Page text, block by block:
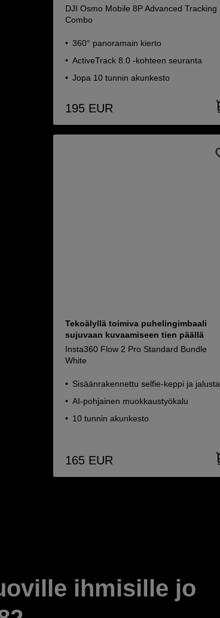
DJI Osmo Mobile 8P Advanced Tracking
Combo
360° panoramain kierto
ActiveTrack 8.0 -kohteen seuranta
Jopa 10 tunnin akunkesto
195 EUR
Tekoälyllä toimiva puhelingimbaali
sujuvaan kuvaamiseen tien päällä
Insta360 Flow 2 Pro Standard Bundle
White
Sisäänrakennettu selfie-keppi ja jalusta
AI-pohjainen muokkaustyökalu
10 tunnin akunkesto
165 EUR
ihmisille jo